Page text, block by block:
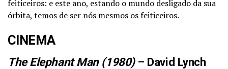
feiticeiros: e este ano, estando o mundo desligado da sua
órbita, temos de ser nós mesmos os feiticeiros.
CINEMA
The Elephant Man (1980)– David Lynch